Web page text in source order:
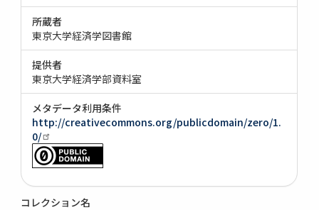
所蔵者
東京大学経済学図書館
提供者
東京大学経済学部資料室
メタデータ利用条件
http://creativecommons.org/publicdomain/zero/1.
0/
コレクション名